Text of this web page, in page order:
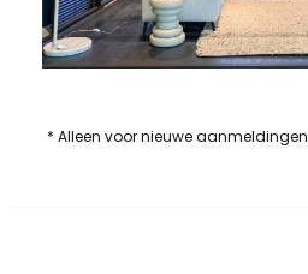
* Alleen voor nieuwe aanmeldingen